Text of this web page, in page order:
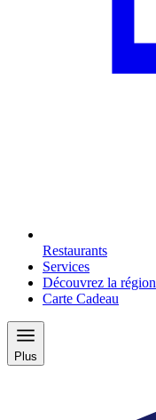
Restaurants
Services
Découvrez la région
Carte Cadeau
Plus